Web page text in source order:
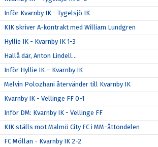
Inför Kvarnby IK - Tygelsjö IK
KIK skriver A-kontrakt med William Lundgren
Hyllie IK - Kvarnby IK 1-3
Hallå där, Anton Lindell…
Inför Hyllie IK – Kvarnby IK
Melvin Polozhani återvänder till Kvarnby IK
Kvarnby IK - Vellinge FF 0-1
Inför DM: Kvarnby IK - Vellinge FF
KIK ställs mot Malmö City FC i MM-åttondelen
FC Möllan - Kvarnby IK 2-2